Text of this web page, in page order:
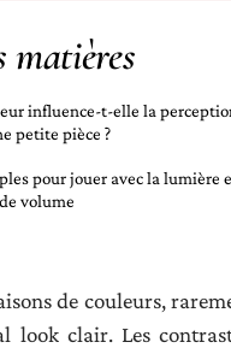
matières
influence-t-elle la
petite pièce ?
pour jouer avec la lumière
volume
de couleurs,
look clair. Les